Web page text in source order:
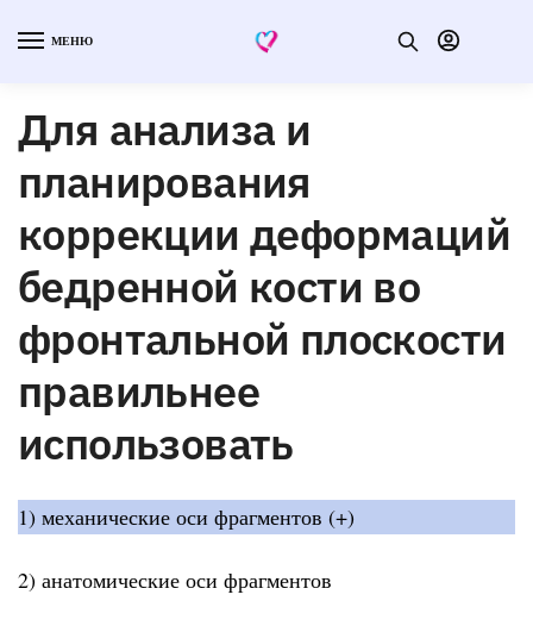
МЕНЮ
Для анализа и
планирования
коррекции деформаций
бедренной кости во
фронтальной плоскости
правильнее
использовать
1) механические оси фрагментов (+)
2) анатомические оси фрагментов